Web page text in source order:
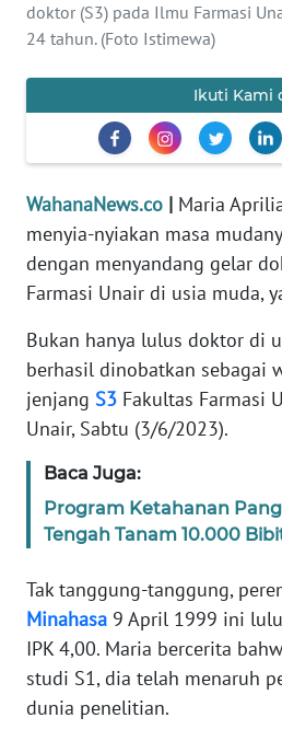
doktor (S3) pada Ilmu Farmasi
24 tahun. (Foto Istimewa)
Ikuti Kami
WahanaNews.co | Maria
menyia-nyiakan masa
dengan menyandang gelar
Farmasi Unair di usia muda,
Bukan hanya lulus doktor di
berhasil dinobatkan sebagai
jenjang S3 Fakultas Farmasi
Unair, Sabtu (3/6/2023).
Baca Juga:
Program Ketahanan
Tengah Tanam 10.000
Tak tanggung-tanggung,
Minahasa 9 April 1999 ini
IPK 4,00. Maria bercerita
studi S1, dia telah menaruh
dunia penelitian.
PENDIDIKAN
EDITORIAL
Informasi
BERITA
KONTAK
KAMI
INFO
IKLAN
KAMI
PEDOMAN
MEDIA
SIBER